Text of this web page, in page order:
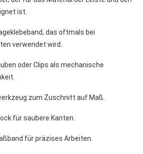
ist.
das oftmals bei
verwendet wird.
oder Clips als mechanische
zum Zuschnitt auf Maß.
für saubere Kanten.
für präzises Arbeiten.